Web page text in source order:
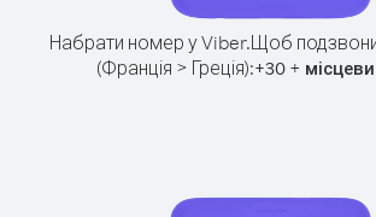
Набрати номер у Viber.Щоб
(Франція > Греція):+30+